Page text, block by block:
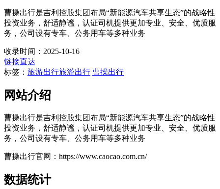
曹操出行是吉利控股集团布局“新能源汽车共享生态”的战略性
投资业务，舒适静谧，认证司机提供更加专业、安全、优质服
务，公司设有专车、公务用车等多种业务
收录时间：2025-10-16
链接直达
标签： 旅游出行旅游出行 曹操出行
网站介绍
曹操出行是吉利控股集团布局“新能源汽车共享生态”的战略性
投资业务，舒适静谧，认证司机提供更加专业、安全、优质服
务，公司设有专车、公务用车等多种业务
曹操出行官网：https://www.caocao.com.cn/
数据统计